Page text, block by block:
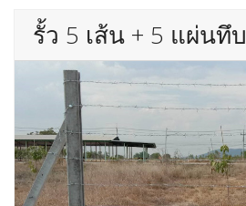
รั้ว 5 เส้น + 5 แผ่นทึบ